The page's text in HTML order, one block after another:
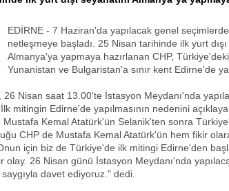
EDİRNE - 7 Haziran'da yapılacak genel
netleşmeye başladı. 25 Nisan tarihinde ilk yurt
Almanya'ya yapmaya hazırlanan CHP,
Yunanistan ve Bulgaristan'a sınır kent Edirne'de
26 Nisan saat 13.00'te İstasyon Meydanı'nda
mitingin Edirne'de yapılmasının nedenini
Kemal Atatürk'ün Selanik'ten sonra
CHP de Mustafa Kemal Atatürk'ün hem fikir
için biz de Türkiye'de ilk mitingi Edirne'den
olay. 26 Nisan günü İstasyon Meydanı'nda
davet ediyoruz." dedi.